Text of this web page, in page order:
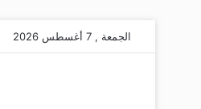
الجمعة , 7 أغسطس 2026